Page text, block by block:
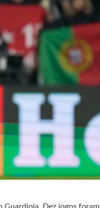
Guardiola. Dez jogos foram